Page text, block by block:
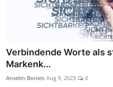
Verbindende Worte als
Markenk...
Anselm Bonies Aug 9, 2023 0